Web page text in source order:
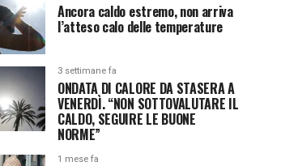
Ancora caldo estremo, non arriva
l’atteso calo delle temperature
3 settimane fa
ONDATA DI CALORE DA STASERA A
VENERDÌ. “NON SOTTOVALUTARE IL
CALDO, SEGUIRE LE BUONE
NORME”
1 mese fa